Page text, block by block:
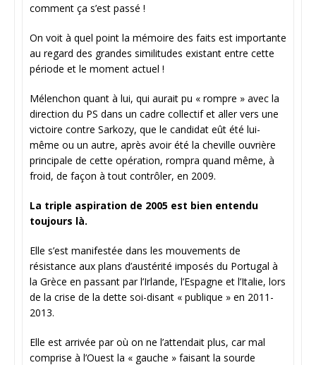
comment ça s’est passé !
On voit à quel point la mémoire des faits est importante
au regard des grandes similitudes existant entre cette
période et le moment actuel !
Mélenchon quant à lui, qui aurait pu « rompre » avec la
direction du PS dans un cadre collectif et aller vers une
victoire contre Sarkozy, que le candidat eût été lui-
même ou un autre, après avoir été la cheville ouvrière
principale de cette opération, rompra quand même, à
froid, de façon à tout contrôler, en 2009.
La triple aspiration de 2005 est bien entendu
toujours là.
Elle s’est manifestée dans les mouvements de
résistance aux plans d’austérité imposés du Portugal à
la Grèce en passant par l’Irlande, l’Espagne et l’Italie, lors
de la crise de la dette soi-disant « publique » en 2011-
2013.
Elle est arrivée par où on ne l’attendait plus, car mal
comprise à l’Ouest la « gauche » faisant la sourde